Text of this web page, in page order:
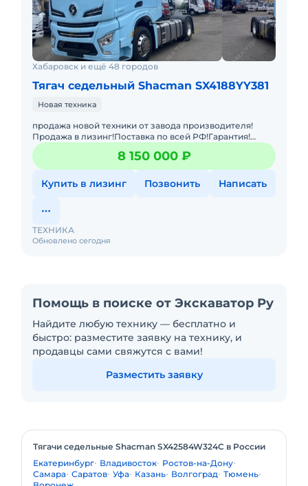
Хабаровск и ещё 48 городов
Тягач седельный Shacman SX4188YY381
Новая техника
продажа новой техники от завода производителя!
Продажа в лизинг!Поставка по всей РФ!Гарантия!
Двигатель: WP13.480E501, 12TX2421TD, Передняя ось
7.3Т MAN,Задний
8 150 000 ₽
Купить в лизинг Позвонить Написать
Обновлено сегодня
ТЕХНИКА
Помощь в поиске от Экскаватор Ру
Найдите любую технику — бесплатно и
быстро: разместите заявку на технику, и
продавцы сами свяжутся с вами!
Разместить заявку
Тягачи седельные Shacman SX42584W324C в России
Екатеринбург Владивосток Ростов-на-Дону
Самара Саратов Уфа Казань Волгоград Тюмень